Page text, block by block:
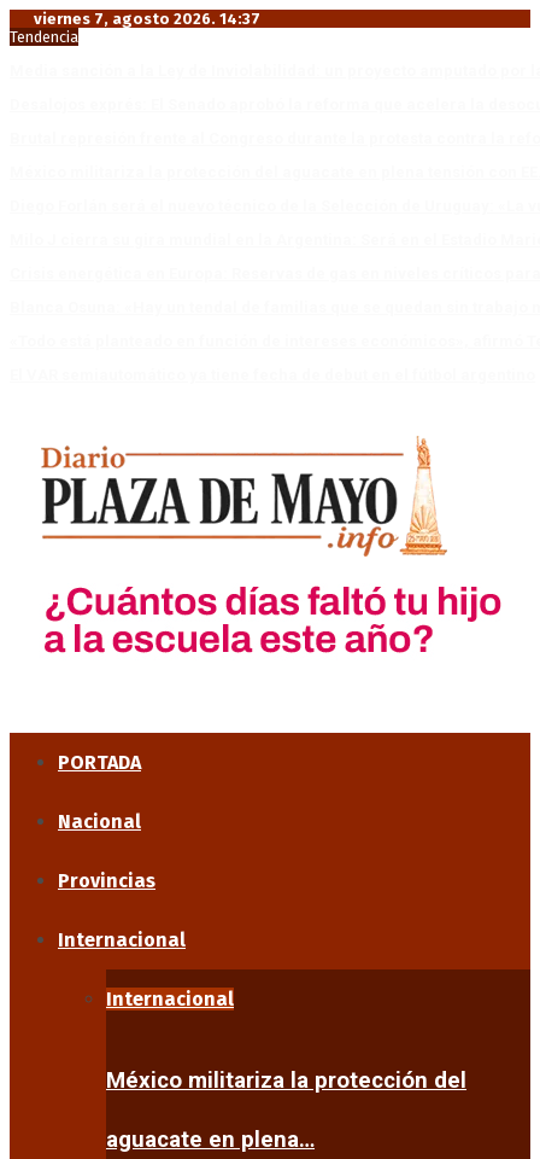
viernes 7, agosto 2026. 14:37
Tendencia
PORTADA
Nacional
Provincias
Internacional
Internacional
México militariza la protección del
aguacate en plena…